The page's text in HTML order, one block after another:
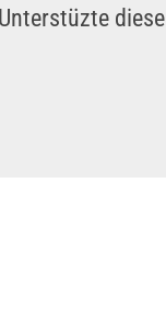
diese